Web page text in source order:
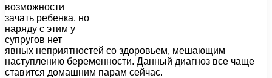
возможности
зачать ребенка, но
наряду с этим у
супругов нет
явных неприятностей со здоровьем, мешающим
наступлению беременности. Данный диагноз все чаще
ставится домашним парам сейчас.